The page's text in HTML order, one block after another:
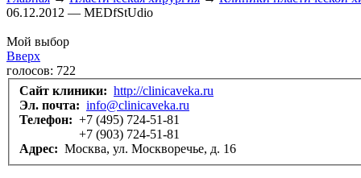
06.12.2012 — MEDfStUdio
Мой выбор
Вверх
голосов: 722
Сайт клиники: http://clinicaveka.ru
Эл. почта: info@clinicaveka.ru
Телефон: +7 (495) 724-51-81
+7 (903) 724-51-81
Адрес: Москва, ул. Москворечье, д. 16